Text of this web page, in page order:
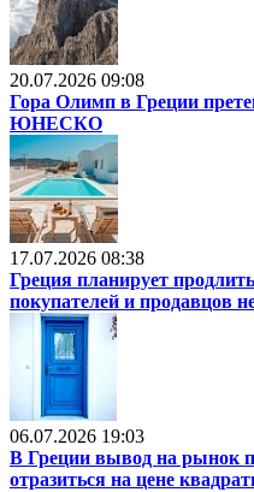
20.07.2026 09:08
Гора Олимп в Греции
ЮНЕСКО
17.07.2026 08:38
Греция планирует
покупателей и продавцов
06.07.2026 19:03
В Греции вывод на рынок
отразиться на цене